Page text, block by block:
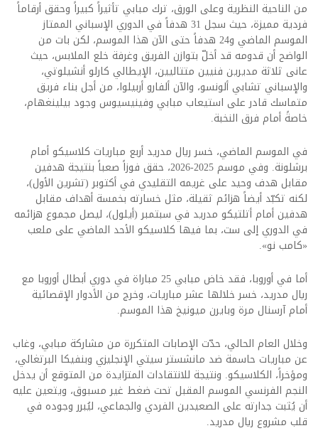
من الناحية النظرية وعلى الورق، ترك مبابي تأثيراً كبيراً وحقق أرقاماً
فردية مميزة، حيث سجل 31 هدفاً في الدوري الإسباني الممتاز
الموسم الماضي و24 هدفاً حتى الآن هذا الموسم، لكن بات من
الواضح أن قدومه قد أخلّ بتوازن الفريق وغرفة خلع الملابس، حيث
عانى ثلاثة مديرين فنيين متتاليين، الإيطالي كارلو أنشيلوتي،
والإسباني تشابي ألونسو، والآن ألفارو أربيلوا، من أجل بناء فريق
متماسك قادر على استيعاب مبابي وفينيسيوس وجود بيلينغهام،
خاصةً أمام فرق النخبة.
في الموسم الماضي، خسر ريال مدريد أربع مباريات كلاسيكو أمام
برشلونة. وفي موسم 2025-2026، حقق فوزاً صعباً بنتيجة هدفين
مقابل هدف وحيد على غريمه التقليدي في أكتوبر (تشرين الأول)،
لكنه تكبّد أيضاً هزائم ثقيلة، مثل خسارته بخمسة أهداف مقابل
هدفين أمام أتلتيكو مدريد في سبتمبر (أيلول)، ليصل مجموع هزائمه
في الدوري إلى ست، بما فيها كلاسيكو الأحد الماضي على ملعب
«كامب نو».
أما في أوروبا، فقد خاض مبابي 25 مباراة في دوري أبطال أوروبا مع
ريال مدريد، خسر خلالها عشر مباريات، وخرج من الأدوار الإقصائية
أمام آرسنال مرة وبايرن ميونيخ هذا الموسم.
وخلال العام الحالي، حدّت الإصابات المتكررة من مشاركة مبابي، وغاب
عن مباريات حاسمة ضد مانشستر سيتي الإنجليزي وبنفيكا البرتغالي،
ومؤخراً، الكلاسيكو. ونتيجة للانتقادات المتزايدة من المتوقع أن يدخل
النجم الفرنسي الموسم المقبل تحت ضغط غير مسبوق، ويتعين عليه
أن يُثبت جدارته على الصعيدين الفردي والجماعي، ليُبرر وجوده في
قلب مشروع ريال مدريد.